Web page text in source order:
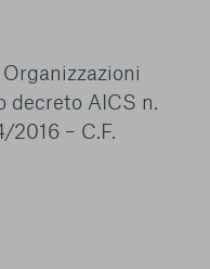
decreto AICS n.
– C.F.